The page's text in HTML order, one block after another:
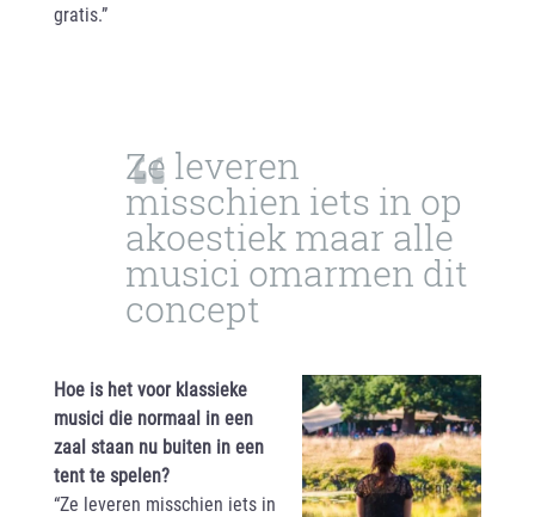
gratis.”
Ze leveren
misschien iets in op
akoestiek maar alle
musici omarmen dit
concept
Hoe is het voor klassieke
musici die normaal in een
zaal staan nu buiten in een
tent te spelen?
“Ze leveren misschien iets in